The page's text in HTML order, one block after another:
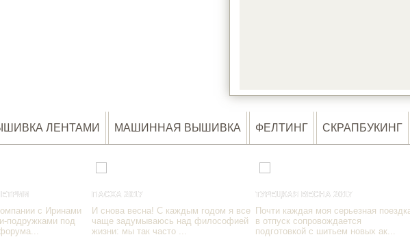
ЛЕНТАМИ МАШИННАЯ ВЫШИВКА ФЕЛТИНГ СКРАПБУКИНГ
с Иринами
подружками под
ПАСХА 2017
И снова весна! С каждым годом я все
чаще задумываюсь над философией
жизни: мы так часто ...
ТУРЕЦКАЯ ВЕСНА 2017
Почти каждая моя серьезная
в отпуск сопровождается
подготовкой с шитьем новых ак...